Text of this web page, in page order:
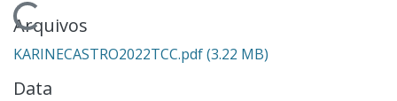
Arquivos
KARINECASTRO2022TCC.pdf(3.22 MB)
Data